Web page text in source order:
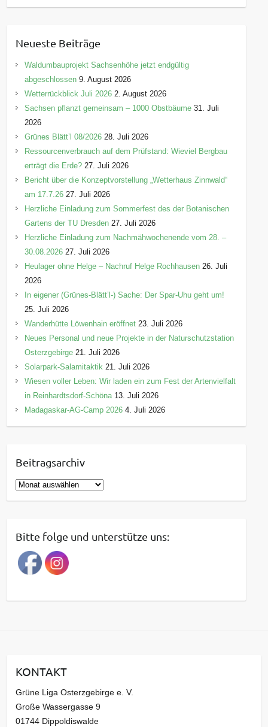
a
g
o
i
e
Neueste Beiträge
Waldumbauprojekt Sachsenhöhe jetzt endgültig
abgeschlossen 9. August 2026
Wetterrückblick Juli 2026 2. August 2026
Sachsen pflanzt gemeinsam – 1000 Obstbäume 31. Juli
2026
Grünes Blätt’l 08/2026 28. Juli 2026
Ressourcenverbrauch auf dem Prüfstand: Wieviel Bergbau
erträgt die Erde? 27. Juli 2026
Bericht über die Konzeptvorstellung „Wetterhaus Zinnwald“
am 17.7.26 27. Juli 2026
Herzliche Einladung zum Sommerfest des der Botanischen
Gartens der TU Dresden 27. Juli 2026
Herzliche Einladung zum Nachmähwochenende vom 28. –
30.08.2026 27. Juli 2026
Heulager ohne Helge – Nachruf Helge Rochhausen 26. Juli
2026
In eigener (Grünes-Blätt’l-) Sache: Der Spar-Uhu geht um!
25. Juli 2026
Wanderhütte Löwenhain eröffnet 23. Juli 2026
Neues Personal und neue Projekte in der Naturschutzstation
Osterzgebirge 21. Juli 2026
Solarpark-Salamitaktik 21. Juli 2026
Wiesen voller Leben: Wir laden ein zum Fest der Artenvielfalt
in Reinhardtsdorf-Schöna 13. Juli 2026
Madagaskar-AG-Camp 2026 4. Juli 2026
Beitragsarchiv
B
e
r
a
g
a
v
Bitte folge und unterstütze uns:
KONTAKT
Grüne Liga Osterzgebirge e. V.
Große Wassergasse 9
01744 Dippoldiswalde